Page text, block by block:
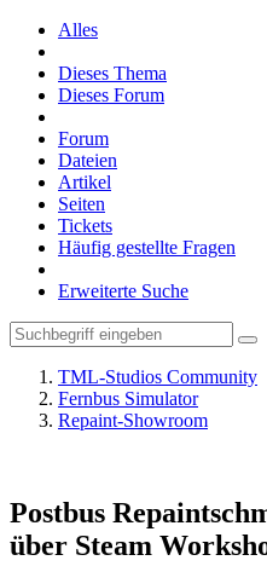
Alles
Dieses Thema
Dieses Forum
Forum
Dateien
Artikel
Seiten
Tickets
Häufig gestellte Fragen
Erweiterte Suche
TML-Studios Community
Fernbus Simulator
Repaint-Showroom
Postbus
über Steam